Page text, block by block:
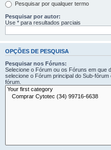
Pesquisar por qualquer termo
Pesquisar por autor:
Use * para resultados parciais
OPÇÕES DE PESQUISA
Pesquisar nos Fóruns:
Selecione o Fórum ou os Fóruns em que
selecione o Fórum principal do Sub-
fórum.